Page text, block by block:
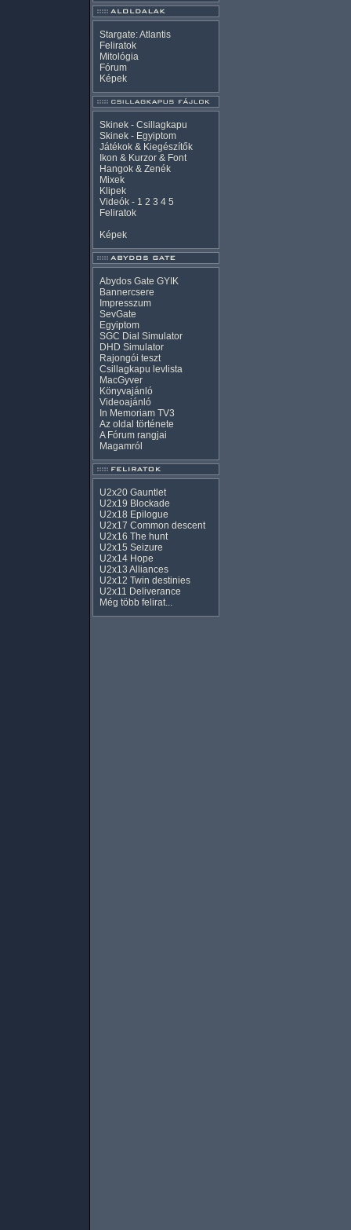
Stargate: Atlantis
Feliratok
Mitológia
Fórum
Képek
Skinek - Csillagkapu
Skinek - Egyiptom
Játékok & Kiegészítők
Ikon & Kurzor & Font
Hangok & Zenék
Mixek
Klipek
Videók - 1 2 3 4 5
Feliratok
Képek
Abydos Gate GYIK
Bannercsere
Impresszum
SevGate
Egyiptom
SGC Dial Simulator
DHD Simulator
Rajongói teszt
Csillagkapu levlista
MacGyver
Könyvajánló
Videoajánló
In Memoriam TV3
Az oldal története
A Fórum rangjai
Magamról
U2x20 Gauntlet
U2x19 Blockade
U2x18 Epilogue
U2x17 Common descent
U2x16 The hunt
U2x15 Seizure
U2x14 Hope
U2x13 Alliances
U2x12 Twin destinies
U2x11 Deliverance
Még több felirat...